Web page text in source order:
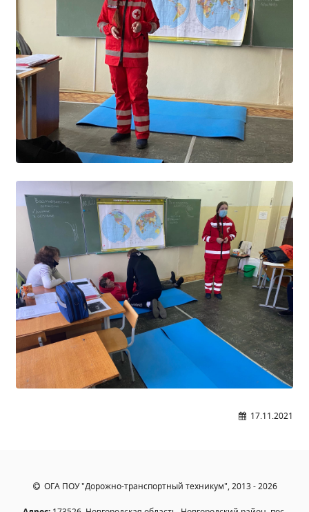
17.11.2021
ОГА ПОУ "Дорожно-транспортный техникум", 2013 - 2026